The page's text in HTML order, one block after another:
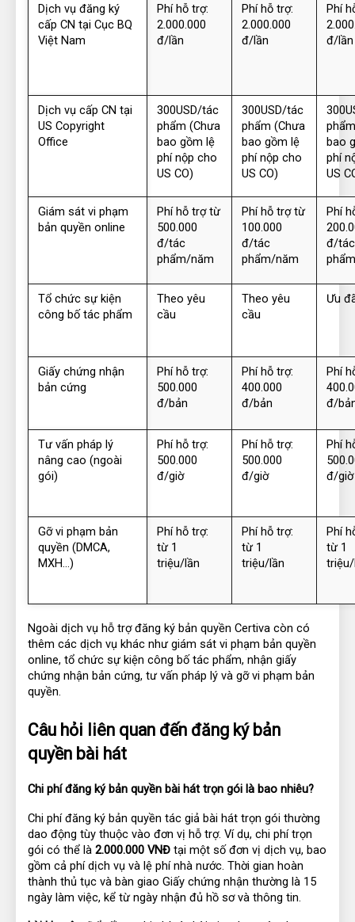
Dịch vụ đăng ký
cấp CN tại Cục BQ
Việt Nam
Phí hỗ trợ:
2.000.000
đ/lần
Phí hỗ trợ:
2.000.000
đ/lần
Phí
đ/lần
Dịch vụ cấp CN tại
US Copyright
Office
300USD/tác
phẩm (Chưa
bao gồm lệ
phí nộp cho
US CO)
300USD/tác
phẩm (Chưa
bao gồm lệ
phí nộp cho
US CO)
bao
phí
US
Giám sát vi phạm
bản quyền online
Phí hỗ trợ từ
500.000
đ/tác
phẩm/năm
Phí hỗ trợ từ
100.000
đ/tác
phẩm/năm
Phí
đ/tác
Tổ chức sự kiện
công bố tác phẩm
Theo yêu
cầu
Theo yêu
cầu
Ưu
Giấy chứng nhận
bản cứng
Phí hỗ trợ:
500.000
đ/bản
Phí hỗ trợ:
400.000
đ/bản
Phí
đ/
Tư vấn pháp lý
nâng cao (ngoài
gói)
Phí hỗ trợ:
500.000
đ/giờ
Phí hỗ trợ:
500.000
đ/giờ
Phí
đ/giờ
Gỡ vi phạm bản
quyền (DMCA,
MXH...)
Phí hỗ trợ:
từ 1
triệu/lần
Phí hỗ trợ:
từ 1
triệu/lần
Phí
từ 1
Ngoài dịch vụ hỗ trợ đăng ký bản quyền Certiva còn có
thêm các dịch vụ khác như giám sát vi phạm bản quyền
online, tổ chức sự kiện công bố tác phẩm, nhận giấy
chứng nhận bản cứng, tư vấn pháp lý và gỡ vi phạm bản
quyền.
Câu hỏi liên quan đến đăng ký bản
quyền bài hát
Chi phí đăng ký bản quyền bài hát trọn gói là bao nhiêu?
Chi phí đăng ký bản quyền tác giả bài hát trọn gói thường
dao động tùy thuộc vào đơn vị hỗ trợ. Ví dụ, chi phí trọn
gói có thể là 2.000.000 VNĐ tại một số đơn vị dịch vụ, bao
gồm cả phí dịch vụ và lệ phí nhà nước. Thời gian hoàn
thành thủ tục và bàn giao Giấy chứng nhận thường là 15
ngày làm việc, kể từ ngày nhận đủ hồ sơ và thông tin.